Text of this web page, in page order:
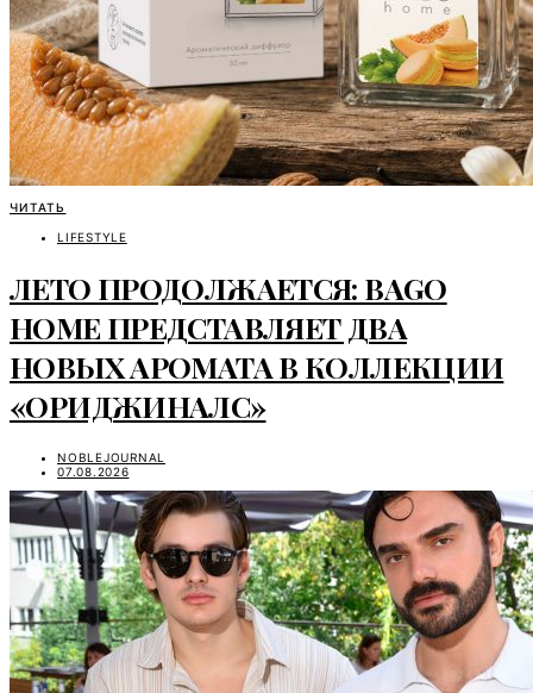
ЧИТАТЬ
LIFESTYLE
ЛЕТО ПРОДОЛЖАЕТСЯ: BAGO
HOME ПРЕДСТАВЛЯЕТ ДВА
НОВЫХ АРОМАТА В КОЛЛЕКЦИИ
«ОРИДЖИНАЛС»
NOBLEJOURNAL
07.08.2026